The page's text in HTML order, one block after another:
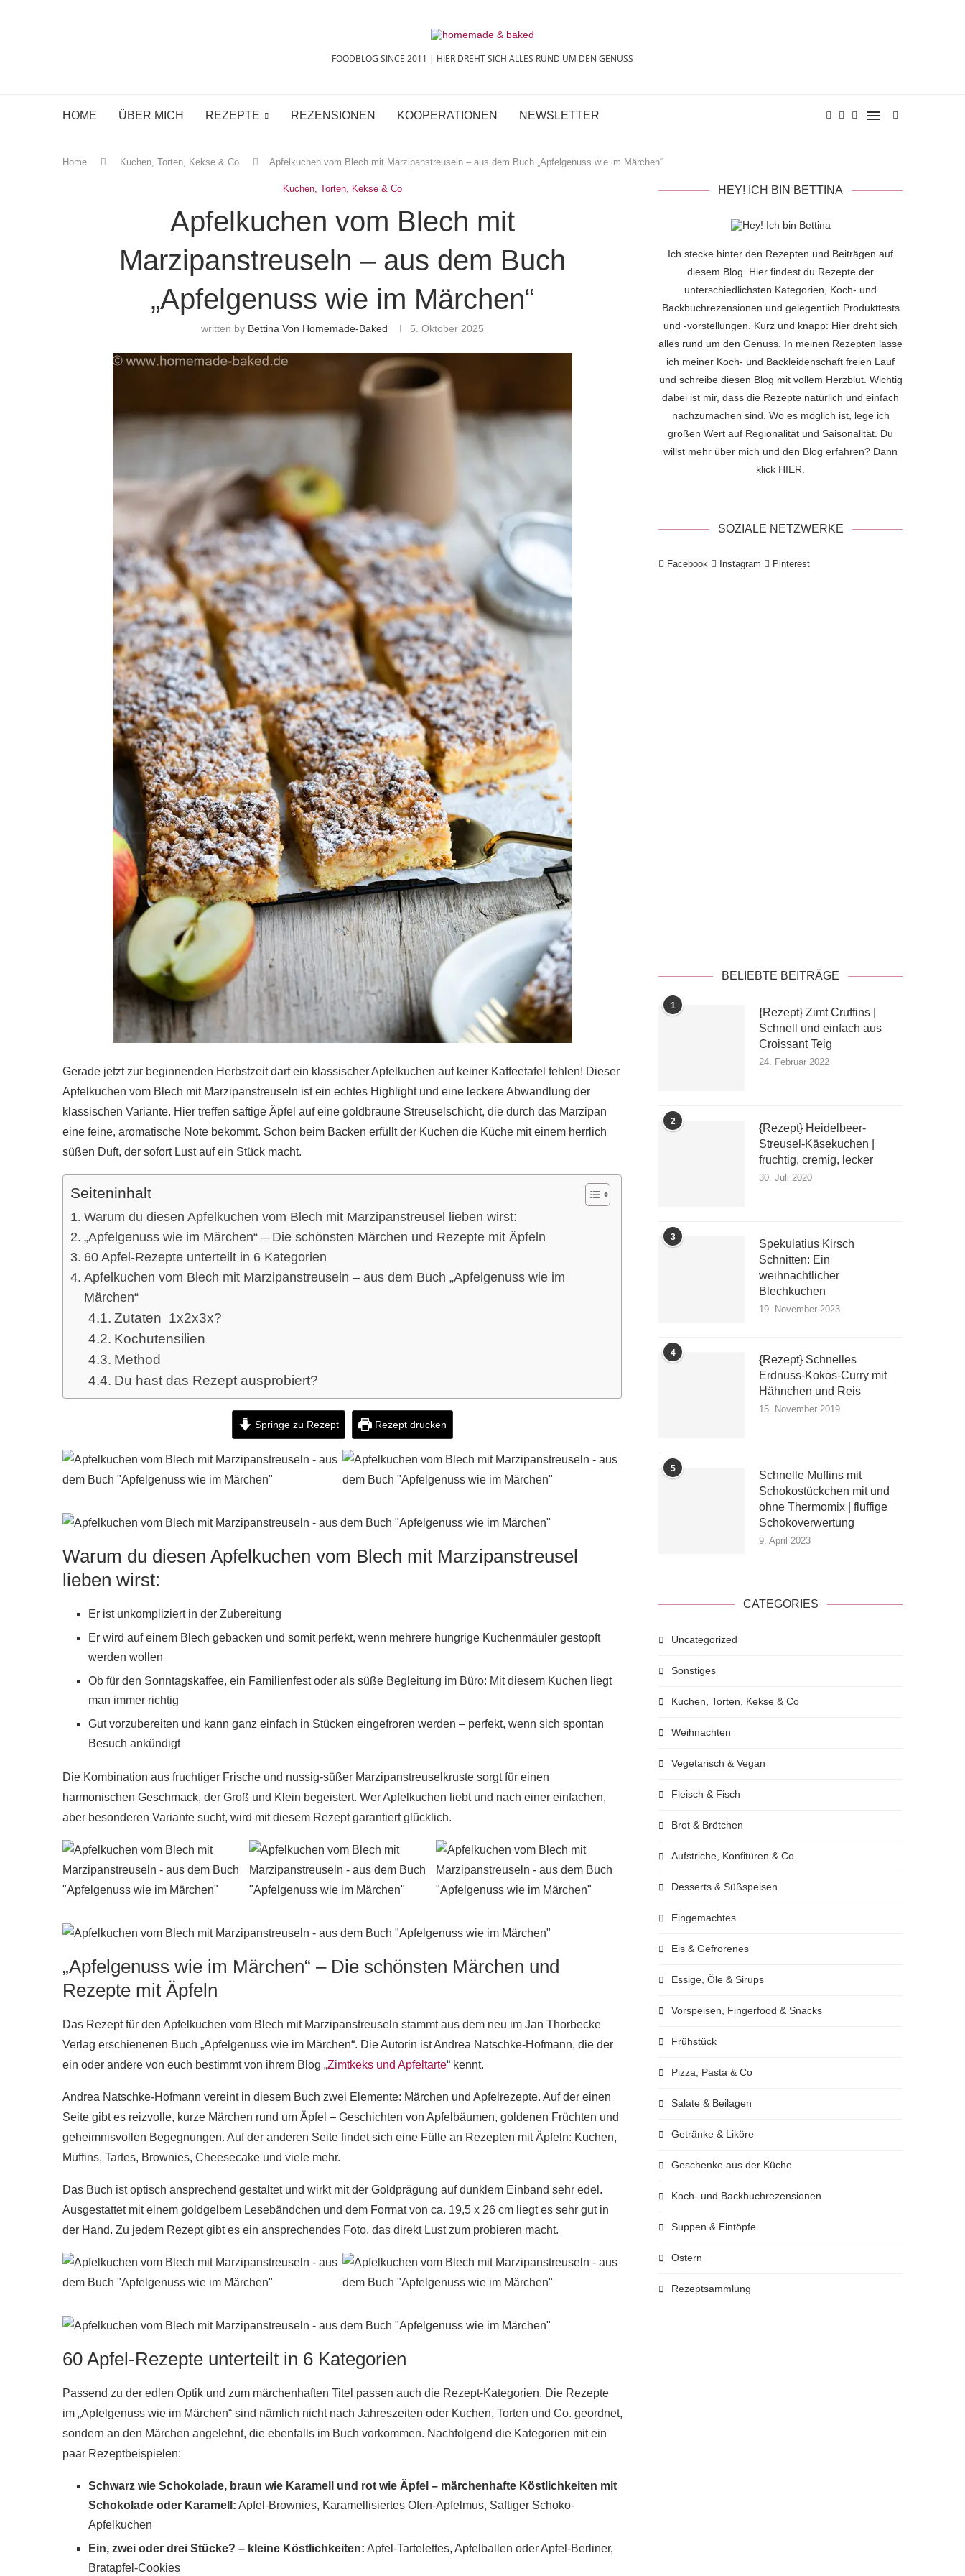
FOODBLOG SINCE 2011 | HIER DREHT SICH ALLES RUND UM DEN GENUSS
HOME ÜBER MICH REZEPTE REZENSIONEN KOOPERATIONEN NEWSLETTER
Home Kuchen, Torten, Kekse & Co Apfelkuchen vom Blech mit Marzipanstreuseln – aus dem Buch „Apfelgenuss wie im Märchen“
Kuchen, Torten, Kekse & Co
Apfelkuchen vom Blech mit
Marzipanstreuseln – aus dem Buch
„Apfelgenuss wie im Märchen“
written by Bettina Von Homemade-Baked 5. Oktober 2025
Gerade jetzt zur beginnenden Herbstzeit darf ein klassischer Apfelkuchen auf keiner Kaffeetafel fehlen! Dieser
Apfelkuchen vom Blech mit Marzipanstreuseln ist ein echtes Highlight und eine leckere Abwandlung der
klassischen Variante. Hier treffen saftige Äpfel auf eine goldbraune Streuselschicht, die durch das Marzipan
eine feine, aromatische Note bekommt. Schon beim Backen erfüllt der Kuchen die Küche mit einem herrlich
süßen Duft, der sofort Lust auf ein Stück macht.
Seiteninhalt
Warum du diesen Apfelkuchen vom Blech mit Marzipanstreusel lieben wirst:
„Apfelgenuss wie im Märchen“ – Die schönsten Märchen und Rezepte mit Äpfeln
60 Apfel-Rezepte unterteilt in 6 Kategorien
Apfelkuchen vom Blech mit Marzipanstreuseln – aus dem Buch „Apfelgenuss wie im
Märchen“
Zutaten 1x2x3x?
Kochutensilien
Method
Du hast das Rezept ausprobiert?
Springe zu Rezept Rezept drucken
Warum du diesen Apfelkuchen vom Blech mit Marzipanstreusel
lieben wirst:
Er ist unkompliziert in der Zubereitung
Er wird auf einem Blech gebacken und somit perfekt, wenn mehrere hungrige Kuchenmäuler gestopft
werden wollen
Ob für den Sonntagskaffee, ein Familienfest oder als süße Begleitung im Büro: Mit diesem Kuchen liegt
man immer richtig
Gut vorzubereiten und kann ganz einfach in Stücken eingefroren werden – perfekt, wenn sich spontan
Besuch ankündigt
Die Kombination aus fruchtiger Frische und nussig-süßer Marzipanstreuselkruste sorgt für einen
harmonischen Geschmack, der Groß und Klein begeistert. Wer Apfelkuchen liebt und nach einer einfachen,
aber besonderen Variante sucht, wird mit diesem Rezept garantiert glücklich.
„Apfelgenuss wie im Märchen“ – Die schönsten Märchen und
Rezepte mit Äpfeln
Das Rezept für den Apfelkuchen vom Blech mit Marzipanstreuseln stammt aus dem neu im Jan Thorbecke
Verlag erschienenen Buch „Apfelgenuss wie im Märchen“. Die Autorin ist Andrea Natschke-Hofmann, die der
ein oder andere von euch bestimmt von ihrem Blog „Zimtkeks und Apfeltarte“ kennt.
Andrea Natschke-Hofmann vereint in diesem Buch zwei Elemente: Märchen und Apfelrezepte. Auf der einen
Seite gibt es reizvolle, kurze Märchen rund um Äpfel – Geschichten von Apfelbäumen, goldenen Früchten und
geheimnisvollen Begegnungen. Auf der anderen Seite findet sich eine Fülle an Rezepten mit Äpfeln: Kuchen,
Muffins, Tartes, Brownies, Cheesecake und viele mehr.
Das Buch ist optisch ansprechend gestaltet und wirkt mit der Goldprägung auf dunklem Einband sehr edel.
Ausgestattet mit einem goldgelbem Lesebändchen und dem Format von ca. 19,5 x 26 cm liegt es sehr gut in
der Hand. Zu jedem Rezept gibt es ein ansprechendes Foto, das direkt Lust zum probieren macht.
60 Apfel-Rezepte unterteilt in 6 Kategorien
Passend zu der edlen Optik und zum märchenhaften Titel passen auch die Rezept-Kategorien. Die Rezepte
im „Apfelgenuss wie im Märchen“ sind nämlich nicht nach Jahreszeiten oder Kuchen, Torten und Co. geordnet,
sondern an den Märchen angelehnt, die ebenfalls im Buch vorkommen. Nachfolgend die Kategorien mit ein
paar Rezeptbeispielen:
Schwarz wie Schokolade, braun wie Karamell und rot wie Äpfel – märchenhafte Köstlichkeiten mit
Schokolade oder Karamell: Apfel-Brownies, Karamellisiertes Ofen-Apfelmus, Saftiger Schoko-
Apfelkuchen
Ein, zwei oder drei Stücke? – kleine Köstlichkeiten: Apfel-Tartelettes, Apfelballen oder Apfel-Berliner,
Bratapfel-Cookies
HEY! ICH BIN BETTINA
Ich stecke hinter den Rezepten und Beiträgen auf
diesem Blog. Hier findest du Rezepte der
unterschiedlichsten Kategorien, Koch- und
Backbuchrezensionen und gelegentlich Produkttests
und -vorstellungen. Kurz und knapp: Hier dreht sich
alles rund um den Genuss. In meinen Rezepten lasse
ich meiner Koch- und Backleidenschaft freien Lauf
und schreibe diesen Blog mit vollem Herzblut. Wichtig
dabei ist mir, dass die Rezepte natürlich und einfach
nachzumachen sind. Wo es möglich ist, lege ich
großen Wert auf Regionalität und Saisonalität. Du
willst mehr über mich und den Blog erfahren? Dann
klick HIER
SOZIALE NETZWERKE
Facebook Instagram Pinterest
BELIEBTE BEITRÄGE
1
{Rezept} Zimt Cruffins |
Schnell und einfach aus
Croissant Teig
24. Februar 2022
2
{Rezept} Heidelbeer-
Streusel-Käsekuchen |
fruchtig, cremig, lecker
30. Juli 2020
3
Spekulatius Kirsch
Schnitten: Ein
weihnachtlicher
Blechkuchen
19. November 2023
4
{Rezept} Schnelles
Erdnuss-Kokos-Curry mit
Hähnchen und Reis
15. November 2019
5
Schnelle Muffins mit
Schokostückchen mit und
ohne Thermomix | fluffige
Schokoverwertung
9. April 2023
CATEGORIES
Uncategorized
Sonstiges
Kuchen, Torten, Kekse & Co
Weihnachten
Vegetarisch & Vegan
Fleisch & Fisch
Brot & Brötchen
Aufstriche, Konfitüren & Co.
Desserts & Süßspeisen
Eingemachtes
Eis & Gefrorenes
Essige, Öle & Sirups
Vorspeisen, Fingerfood & Snacks
Frühstück
Pizza, Pasta & Co
Salate & Beilagen
Getränke & Liköre
Geschenke aus der Küche
Koch- und Backbuchrezensionen
Suppen & Eintöpfe
Ostern
Rezeptsammlung